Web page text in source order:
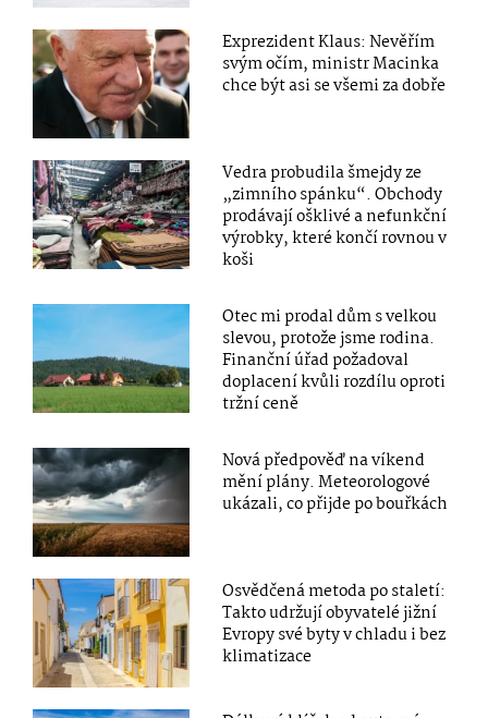
Exprezident Klaus: Nevěřím
svým očím, ministr Macinka
chce být asi se všemi za dobře
Vedra probudila šmejdy ze
„zimního spánku“. Obchody
prodávají ošklivé a nefunkční
výrobky, které končí rovnou v
koši
Otec mi prodal dům s velkou
slevou, protože jsme rodina.
Finanční úřad požadoval
doplacení kvůli rozdílu oproti
tržní ceně
Nová předpověď na víkend
mění plány. Meteorologové
ukázali, co přijde po bouřkách
Osvědčená metoda po staletí:
Takto udržují obyvatelé jižní
Evropy své byty v chladu i bez
klimatizace